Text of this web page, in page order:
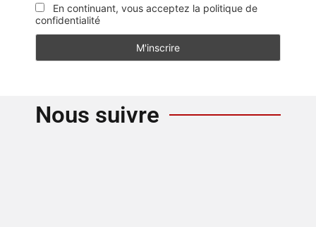
En continuant, vous acceptez la politique de
confidentialité
Nous suivre